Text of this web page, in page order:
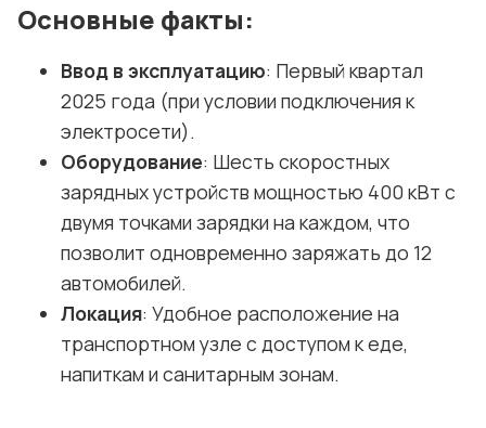
Основные факты:
Ввод в эксплуатацию: Первый квартал
2025 года (при условии подключения к
электросети).
Оборудование: Шесть скоростных
зарядных устройств мощностью 400 кВт с
двумя точками зарядки на каждом, что
позволит одновременно заряжать до 12
автомобилей.
Локация: Удобное расположение на
транспортном узле с доступом к еде,
напиткам и санитарным зонам.